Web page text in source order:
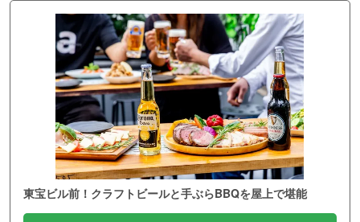
東宝ビル前！クラフトビールと手ぶらBBQを屋上で堪能